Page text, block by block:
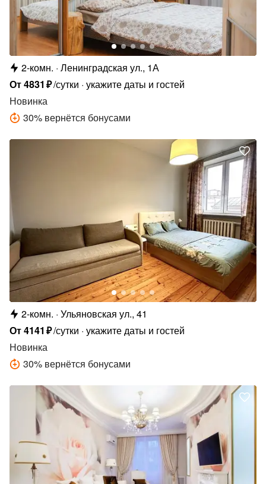
2-комн. Ленинградская ул., 1А
От4831 ₽/сутки укажите даты и гостей
Новинка
30% вернётся бонусами
2-комн. Ульяновская ул., 41
От4141 ₽/сутки укажите даты и гостей
Новинка
30% вернётся бонусами